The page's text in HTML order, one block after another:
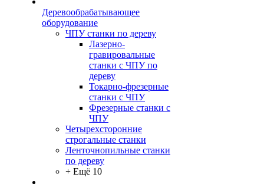
Деревообрабатывающее
оборудование
ЧПУ станки по дереву
Лазерно-
гравировальные
станки с ЧПУ по
дереву
Токарно-фрезерные
станки с ЧПУ
Фрезерные станки с
ЧПУ
Четырехсторонние
строгальные станки
Ленточнопильные станки
по дереву
+ Ещё 10